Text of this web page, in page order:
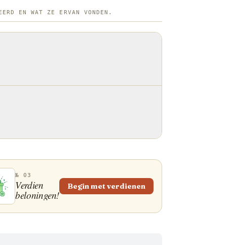
gevangen vis. De invloed van
andere Aziatische immigranten naar
EN WAT ZE ERVAN VONDEN.
№ 03
Verdien
beloningen!
Begin met verdienen